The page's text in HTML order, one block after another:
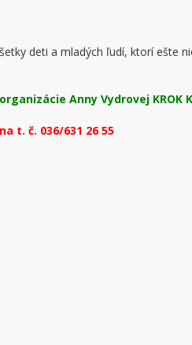
deti a mladých ľudí, ktorí ešte
Anny Vydrovej KROK
t. č. 036/631 26 55